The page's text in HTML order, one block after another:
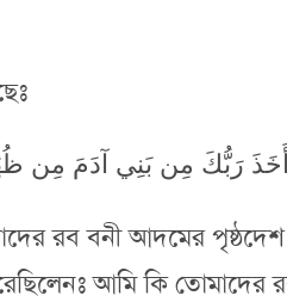
أَخَذَ رَبُّكَ مِن بَنِي آدَمَ مِن
রব বনী আদমের
আমি কি তোমাদের